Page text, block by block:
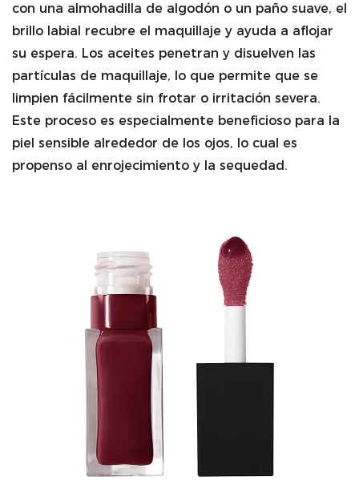
con una almohadilla de algodón o un paño suave, el
brillo labial recubre el maquillaje y ayuda a aflojar
su espera. Los aceites penetran y disuelven las
partículas de maquillaje, lo que permite que se
limpien fácilmente sin frotar o irritación severa.
Este proceso es especialmente beneficioso para la
piel sensible alrededor de los ojos, lo cual es
propenso al enrojecimiento y la sequedad.